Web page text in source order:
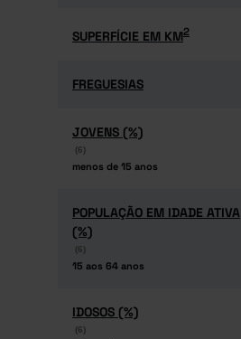
SUPERFÍCIE EM KM2
SUPERFÍCIE EM KM2
FREGUESIAS
FREGUESIAS
JOVENS (%)
(6)
menos de 15 anos
JOVENS (%)
(6)
menos de 15 anos
POPULAÇÃO EM IDADE ATIVA
(%)
(6)
15 aos 64 anos
POPULAÇÃO EM IDADE ATIVA
(%)
(6)
15 aos 64 anos
IDOSOS (%)
(6)
IDOSOS (%)
(6)